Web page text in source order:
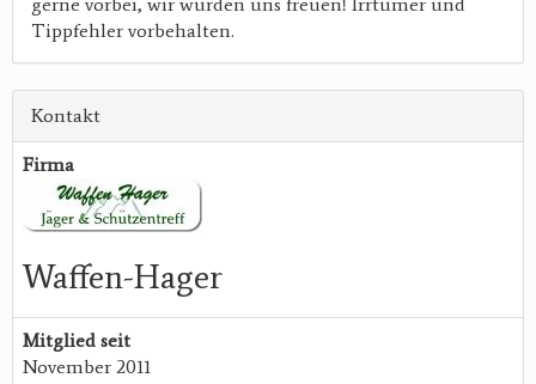
Tippfehler vorbehalten.
Kontakt
Firma
Waffen-Hager
Mitglied seit
November 2011